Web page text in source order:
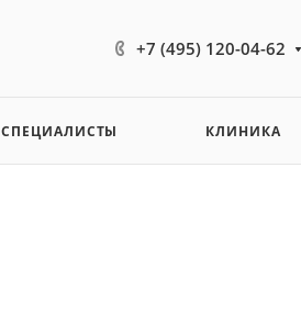
+7 (495) 120-04-62
СПЕЦИАЛИСТЫ КЛИНИКА